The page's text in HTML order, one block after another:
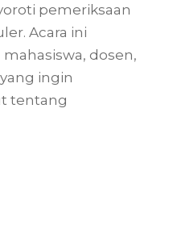
pemeriksaan
Acara ini
dosen,
ingin
tentang